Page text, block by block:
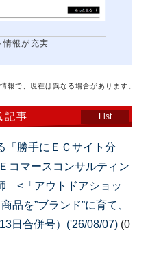
情報が充実
報で、現在は異なる場合があります。
記事 List
「勝手にＥＣサイト分
マースコンサルティン
<「アウトドアショッ
品を”ブランド”に育て、
日合併号）('26/08/07) (0